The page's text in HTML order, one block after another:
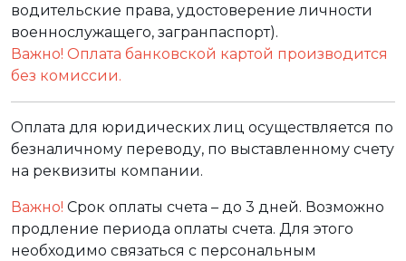
водительские права, удостоверение личности
военнослужащего, загранпаспорт).
Важно! Оплата банковской картой производится
без комиссии.
Оплата для юридических лиц осуществляется по
безналичному переводу, по выставленному счету
на реквизиты компании.
Важно! Срок оплаты счета – до 3 дней. Возможно
продление периода оплаты счета. Для этого
необходимо связаться с персональным